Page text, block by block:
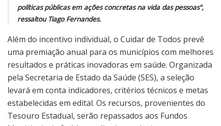
políticas públicas em ações concretas na vida das pessoas”,
ressaltou Tiago Fernandes.
Além do incentivo individual, o Cuidar de Todos prevê
uma premiação anual para os municípios com melhores
resultados e práticas inovadoras em saúde. Organizada
pela Secretaria de Estado da Saúde (SES), a seleção
levará em conta indicadores, critérios técnicos e metas
estabelecidas em edital. Os recursos, provenientes do
Tesouro Estadual, serão repassados aos Fundos